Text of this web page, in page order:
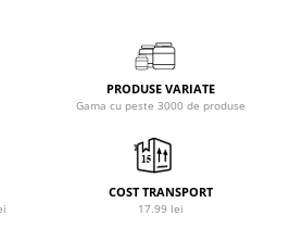
PRODUSE VARIATE
Gama cu peste 3000 de produse
COST TRANSPORT
17.99 lei